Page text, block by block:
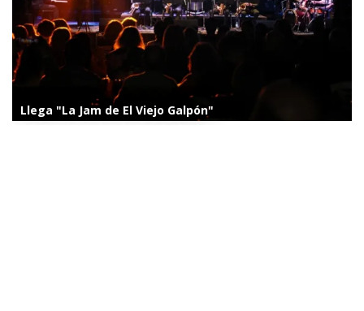
Llega "La Jam de El Viejo Galpón"